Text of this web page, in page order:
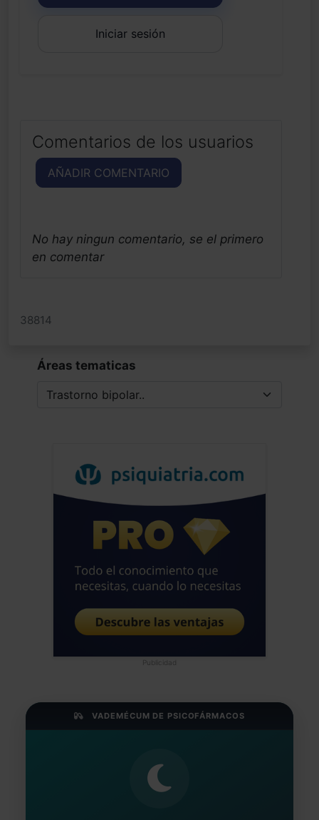
Iniciar sesión
Comentarios de los usuarios
AÑADIR COMENTARIO
No hay ningun comentario, se el primero
en comentar
38814
Áreas tematicas
Publicidad
VADEMÉCUM DE PSICOFÁRMACOS